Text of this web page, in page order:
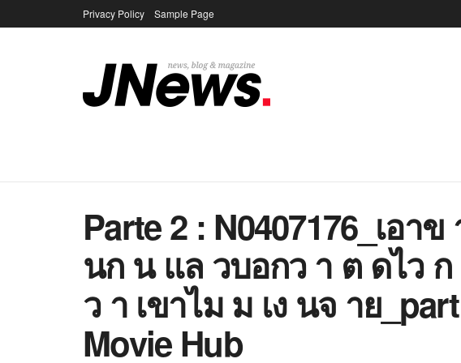
Privacy Policy Sample Page
Parte 2 : N0407176_เอา
นก น แล วบอกว า ต ดไว
ว า เขาไม ม เง นจ าย
Movie Hub